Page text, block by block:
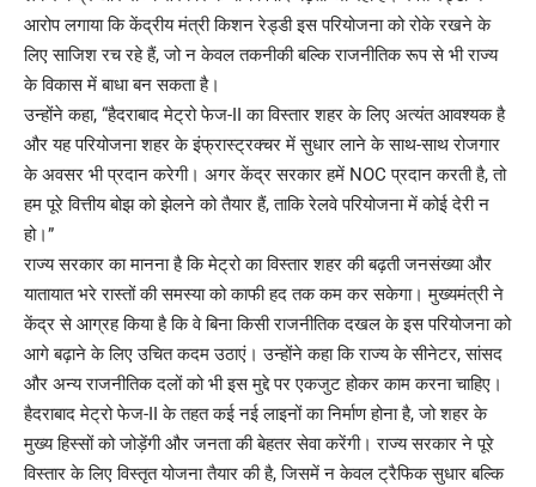
आरोप लगाया कि केंद्रीय मंत्री किशन रेड्डी इस परियोजना को रोके रखने के
लिए साजिश रच रहे हैं, जो न केवल तकनीकी बल्कि राजनीतिक रूप से भी राज्य
के विकास में बाधा बन सकता है।
उन्होंने कहा, “हैदराबाद मेट्रो फेज-II का विस्तार शहर के लिए अत्यंत आवश्यक है
और यह परियोजना शहर के इंफ्रास्ट्रक्चर में सुधार लाने के साथ-साथ रोजगार
के अवसर भी प्रदान करेगी। अगर केंद्र सरकार हमें NOC प्रदान करती है, तो
हम पूरे वित्तीय बोझ को झेलने को तैयार हैं, ताकि रेलवे परियोजना में कोई देरी न
हो।”
राज्य सरकार का मानना है कि मेट्रो का विस्तार शहर की बढ़ती जनसंख्या और
यातायात भरे रास्तों की समस्या को काफी हद तक कम कर सकेगा। मुख्यमंत्री ने
केंद्र से आग्रह किया है कि वे बिना किसी राजनीतिक दखल के इस परियोजना को
आगे बढ़ाने के लिए उचित कदम उठाएं। उन्होंने कहा कि राज्य के सीनेटर, सांसद
और अन्य राजनीतिक दलों को भी इस मुद्दे पर एकजुट होकर काम करना चाहिए।
हैदराबाद मेट्रो फेज-II के तहत कई नई लाइनों का निर्माण होना है, जो शहर के
मुख्य हिस्सों को जोड़ेंगी और जनता की बेहतर सेवा करेंगी। राज्य सरकार ने पूरे
विस्तार के लिए विस्तृत योजना तैयार की है, जिसमें न केवल ट्रैफिक सुधार बल्कि